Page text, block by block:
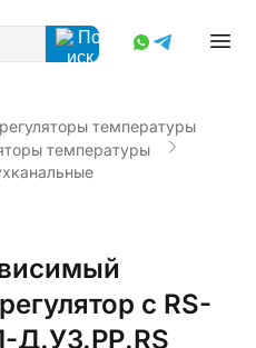
температуры
температуры
с RS-
Д.У3.РР.RS